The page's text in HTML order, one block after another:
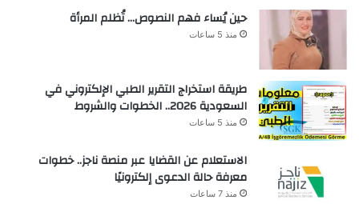
حين يُساء فهم النصوص… تُظلم المرأة
منذ 5 ساعات
طريقة استخراج التقرير الطبي الإلكتروني في
السعودية 2026.. الخطوات والشروط
منذ 5 ساعات
الاستعلام عن القضايا عبر منصة ناجز.. خطوات
معرفة حالة الدعوى إلكترونيًا
منذ 7 ساعات